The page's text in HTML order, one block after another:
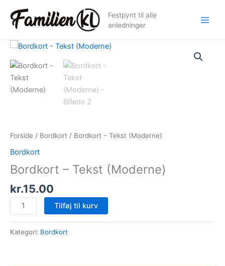
indholdet
Festpynt til alle
anledninger
Forside / Bordkort / Bordkort – Tekst (Moderne)
Bordkort
Bordkort – Tekst (Moderne)
kr.15.00
Bordkort
-
(Moderne)
Tilføj til kurv
Kategori: Bordkort